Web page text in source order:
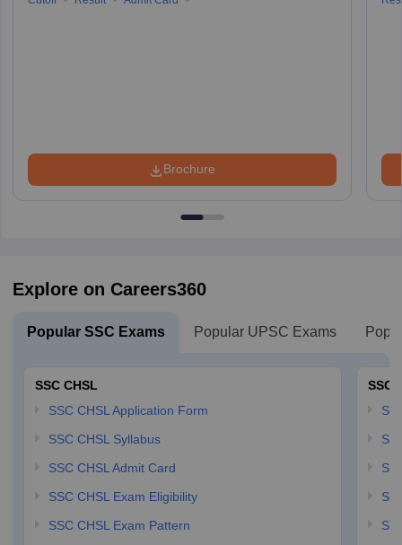
Brochure
Explore on Careers360
Popular SSC Exams Popular UPSC Exams
SSC CHSL
SSC CHSL Application Form
SSC CHSL Syllabus
SSC CHSL Admit Card
SSC CHSL Exam Eligibility
SSC CHSL Exam Pattern
SSC